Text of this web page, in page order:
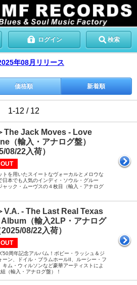
ログイン 検索
年08月リリース
価格順 新着順
1-12 / 12
The Jack Moves - Love
（輸入・アナログ盤）
08/22入荷）
トを用いたスイートなヴォーカルとメロウな
日本でも人気のインディ・ソウル・グルー
ャック・ムーヴスの４枚目（輸入・アナログ
V.A. - The Last Real Texas
（輸入2LP・アナログ
08/22入荷）
50周年記念アルバム！ボビー・ラッシュ＆ジ
ーン、ドイル・ブラムホールII、ルーシー・フ
キム・ウィルソンなど豪華アーティストによ
（輸入・アナログ盤）！